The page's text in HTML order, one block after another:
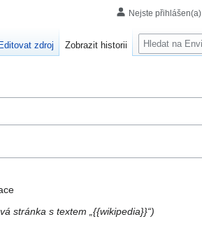
stránka s textem „{{wikipedia}}“
Nejste přihlášen(a)
Editovat zdroj Zobrazit historii
H
l
á